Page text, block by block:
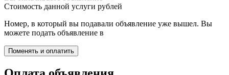
Стоимость данной услуги рублей
Номер, в который вы подавали объявление уже вышел. Вы
можете подать объявление в